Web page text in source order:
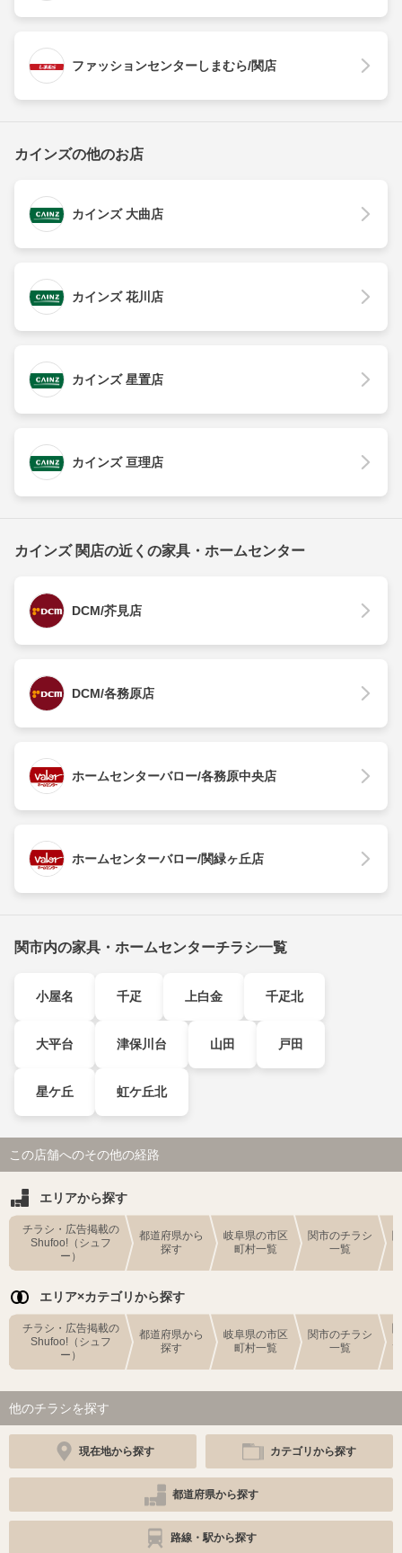
ファッションセンターしまむら/関店
カインズの他のお店
カインズ 大曲店
カインズ 花川店
カインズ 星置店
カインズ 亘理店
カインズ 関店の近くの家具・ホームセンター
DCM/芥見店
DCM/各務原店
ホームセンターバロー/各務原中央店
ホームセンターバロー/関緑ヶ丘店
関市内の家具・ホームセンターチラシ一覧
小屋名 千疋 上白金 千疋北
大平台 津保川台 山田 戸田
星ケ丘 虹ケ丘北
この店舗へのその他の経路
エリアから探す
チラシ・広告掲載の
Shufoo!（シュフ
ー）
都道府県から
探す
岐阜県の市区
町村一覧
関市のチラシ
一覧
エリア×カテゴリから探す
チラシ・広告掲載の
Shufoo!（シュフ
ー）
都道府県から
探す
岐阜県の市区
町村一覧
関市のチラシ
一覧
他のチラシを探す
現在地から探す カテゴリから探す
都道府県から探す
路線・駅から探す